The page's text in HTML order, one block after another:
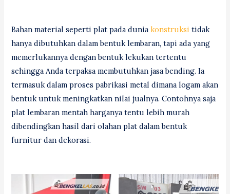
Bahan material seperti plat pada duniakonstruksi tidak
hanya dibutuhkan dalam bentuk lembaran, tapi ada yang
memerlukannya dengan bentuk lekukan tertentu
sehingga Anda terpaksa membutuhkan jasa bending. Ia
termasuk dalam proses pabrikasi metal dimana logam akan
bentuk untuk meningkatkan nilai jualnya. Contohnya saja
plat lembaran mentah harganya tentu lebih murah
dibendingkan hasil dari olahan plat dalam bentuk
furnitur dan dekorasi.